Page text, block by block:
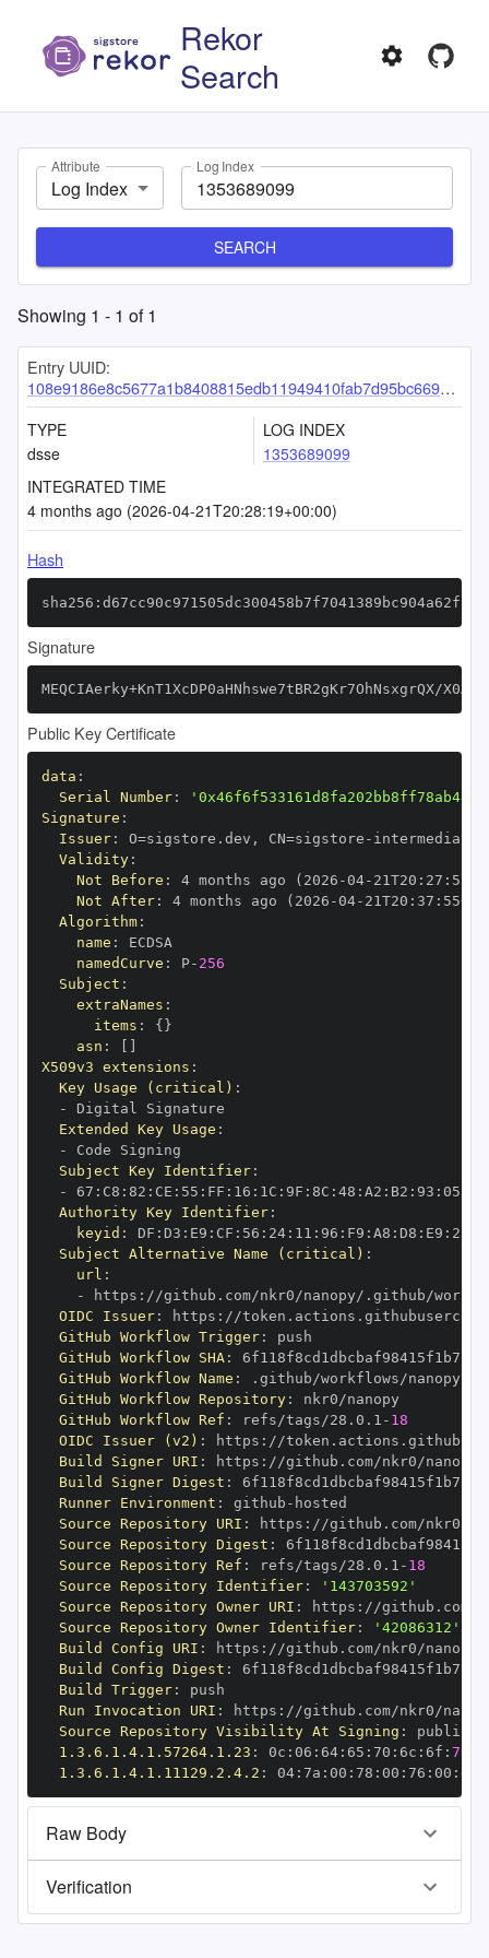
Rekor
Search
Attribute
Log Index
Log Index
SEARCH
Showing 1 - 1 of1
Entry UUID:
108e9186e8c5677a1b8408815edb11949410fab7d95bc669406c55186e3ca75d2acf1495b262c07b
TYPE
dsse
LOG INDEX
1353689099
INTEGRATED TIME
4 months ago (2026-04-21T20:28:19+00:00)
Hash
Signature
MEQCIAerky+KnT1XcDP0aHNhswe7tBR2gKr7OhNsxgrQX/
Public Key Certificate
data :
Serial Number:
Signature :
Issuer: O=sigstore.dev , CN=sigstore -
Validity:
Not Before : 4 months ago (2026 -04- 21T20 : 27 :
Not After: 4 months ago (2026 -04- 21T20 : 37 : 55+00
Algorithm:
name :
namedCurve : P- 256
Subject :
extraNames :
items : { }
asn :
X509v3 extensions :
Key Usage (critical) :
-
Extended Key Usage :
-
Subject Key Identifier:
-
67 : C8 : 82 : CE : 55 : FF : 16 : 1C : 9F : 8C : 48 : A2 : B2 : 93 : 05
Authority Key Identifier:
keyid : DF : D3 : E9 : CF : 56 : 24: 11 : 96 : F9 : A8 : D8 : E9 : 28
Subject Alternative Name (critical) :
url :
-
https : //github.com/nkr0/nanopy/.github/
OIDC Issuer: https :
GitHub Workflow Trigger:
GitHub Workflow SHA:
GitHub Workflow Name :
GitHub Workflow Repository:
GitHub Workflow Ref : refs/tags/28.0.1 - 18
OIDC Issuer (v2) : https :
Build Signer URI : https : //github.com/nkr0/
Build Signer Digest :
Runner Environment : github -
Source Repository URI : https :
Source Repository Digest :
Source Repository Ref : refs/tags/28.0.1 - 18
Source Repository Identifier:
'143703592'
Source Repository Owner URI : https :
Source Repository Owner Identifier:
'42086312'
Build Config URI : https : //github.com/nkr0/
Build Config Digest :
Build Trigger:
Run Invocation URI : https :
Source Repository Visibility At Signing :
1.3.6.1.4.1.57264.1.23 : 0c : 06 : 64: 65 : 70 : 6c : 6f : 79
1.3.6.1.4.1.11129.2.4.2 : 04: 7a : 00 : 78 : 00 : 76 : 00 : dd
Raw Body
Verification